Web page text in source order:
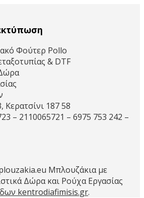
Φούτερ Pollo
& DTF
187 58
– 2110065721 – 6975 753 242 –
Μπλουζάκια με
Δώρα και Ρούχα Εργασίας
kentrodiafimisis.gr.